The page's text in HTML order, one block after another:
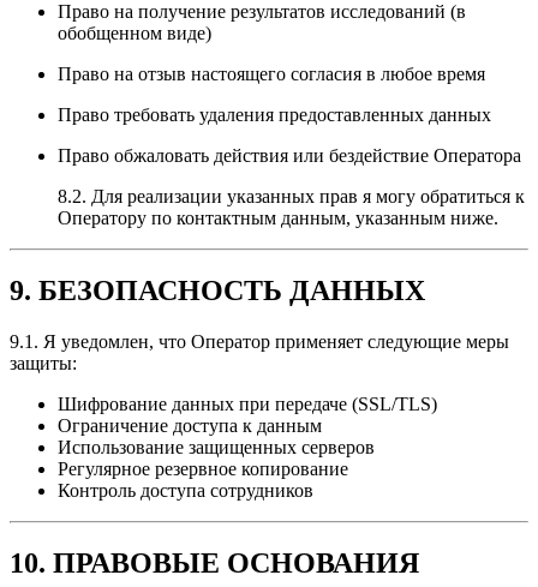
Право на получение результатов исследований (в
обобщенном виде)
Право на отзыв настоящего согласия в любое время
Право требовать удаления предоставленных данных
Право обжаловать действия или бездействие Оператора
8.2. Для реализации указанных прав я могу обратиться к
Оператору по контактным данным, указанным ниже.
9. БЕЗОПАСНОСТЬ ДАННЫХ
9.1. Я уведомлен, что Оператор применяет следующие меры
защиты:
Шифрование данных при передаче (SSL/TLS)
Ограничение доступа к данным
Использование защищенных серверов
Регулярное резервное копирование
Контроль доступа сотрудников
10. ПРАВОВЫЕ ОСНОВАНИЯ